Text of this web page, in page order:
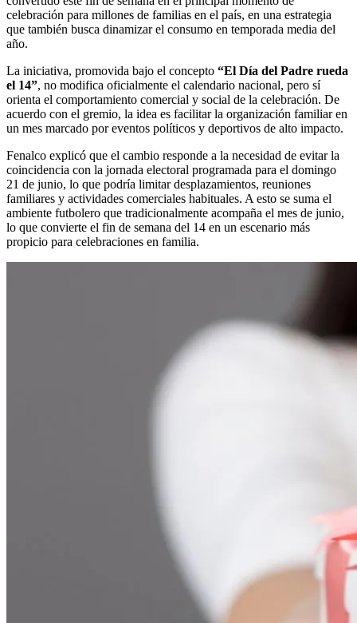
celebración para millones de familias en el país, en una estrategia
que también busca dinamizar el consumo en temporada media del
año.
La iniciativa, promovida bajo el concepto “El Día del Padre rueda
el 14”, no modifica oficialmente el calendario nacional, pero sí
orienta el comportamiento comercial y social de la celebración. De
acuerdo con el gremio, la idea es facilitar la organización familiar en
un mes marcado por eventos políticos y deportivos de alto impacto.
Fenalco explicó que el cambio responde a la necesidad de evitar la
coincidencia con la jornada electoral programada para el domingo
21 de junio, lo que podría limitar desplazamientos, reuniones
familiares y actividades comerciales habituales. A esto se suma el
ambiente futbolero que tradicionalmente acompaña el mes de junio,
lo que convierte el fin de semana del 14 en un escenario más
propicio para celebraciones en familia.